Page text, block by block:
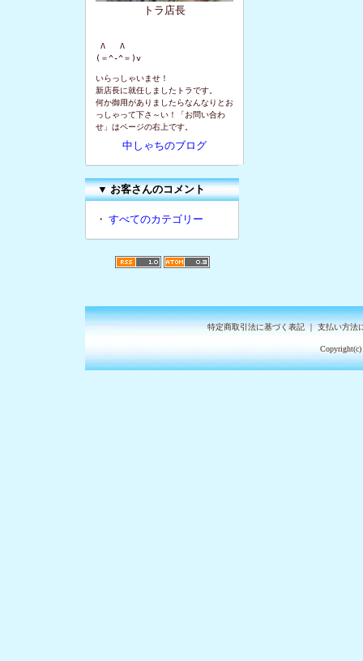
トラ店長
Λ   Λ
(＝^-^＝)v
いらっしゃいませ！
新店長に就任しましたトラです。
何か御用がありましたらなんなりとお
っしゃって下さ～い！「お問い合わ
せ」はページの右上です。
中しゃちのブログ
▼お客さんのコメント
・ すべてのカテゴリー
特定商取引法に基づく表記｜支払い方法